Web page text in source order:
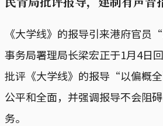
《大学线》的报导引来港府官
事务局署理局长梁宏正于1月4日
批评《大学线》的报导“以偏概
公平和全面，并强调报导不会阻
务。